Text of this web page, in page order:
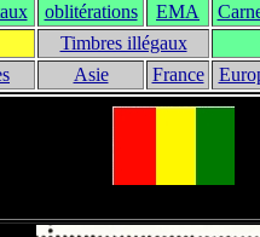
oblitérations EMA
Timbres illégaux
Asie France